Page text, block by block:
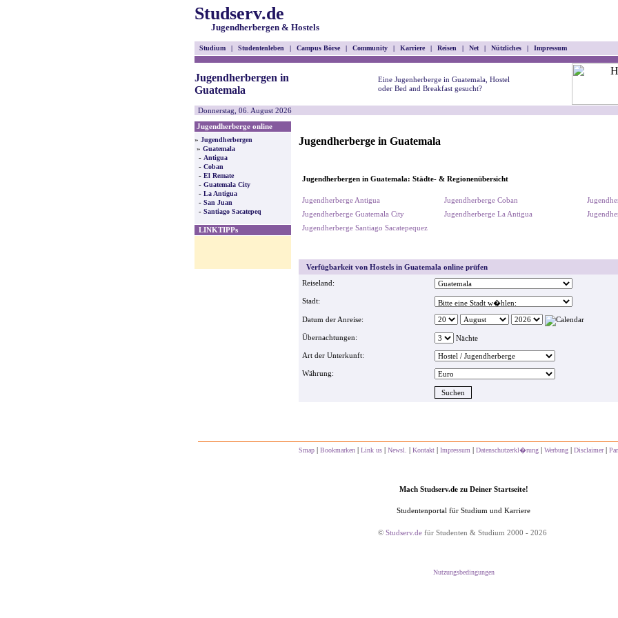
Studserv.de
Jugendherbergen & Hostels
Studium | Studentenleben | Campus Börse | Community | Karriere | Reisen | Net | Nützliches | Impressum
Jugendherbergen in
Guatemala
Eine Jugenherberge in Guatemala, Hostel
oder Bed and Breakfast gesucht?
Donnerstag, 06. August 2026
Jugendherberge online
» Jugendherbergen
» Guatemala
- Antigua
- Coban
- El Remate
- Guatemala City
- La Antigua
- San Juan
- Santiago Sacatepeq
LINKTIPPs
Jugendherberge in Guatemala
Jugendherbergen in Guatemala: Städte- & Regionenübersicht
Jugendherberge Antigua Jugendherberge Coban
Jugendherberge Guatemala City
Jugendherberge La Antigua
Jugendherberge Santiago Sacatepequez
Verfügbarkeit von Hostels in Guatemala online prüfen
Reiseland:
Stadt:
Datum der Anreise:
Übernachtungen: Nächte
Art der Unterkunft:
Währung:
Smap | Bookmarken | Link us | Newsl. | Kontakt | Impressum | Datenschutzerkl�rung | Werbung | Disclaimer|
Mach Studserv.de zu Deiner Startseite!
Studentenportal für Studium und Karriere
© Studserv.de für Studenten & Studium 2000 - 2026
Nutzungsbedingungen